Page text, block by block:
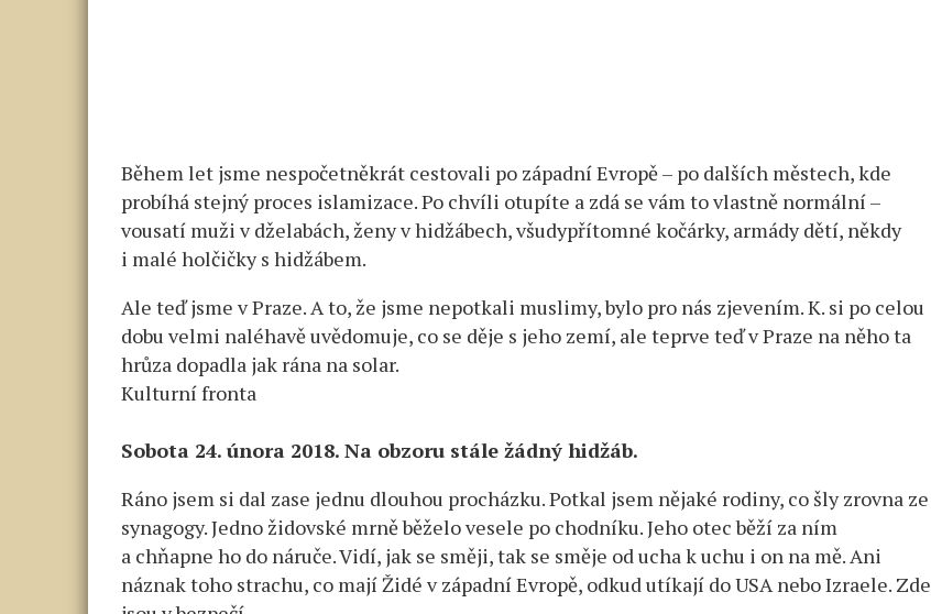
Během let jsme nespočetněkrát cestovali po západní Evropě – po dalších městech, kde
probíhá stejný proces islamizace. Po chvíli otupíte a zdá se vám to vlastně normální –
vousatí muži v dželabách, ženy v hidžábech, všudypřítomné kočárky, armády dětí, někdy
i malé holčičky s hidžábem.
Ale teď jsme v Praze. A to, že jsme nepotkali muslimy, bylo pro nás zjevením. K. si po celou
dobu velmi naléhavě uvědomuje, co se děje s jeho zemí, ale teprve teď v Praze na něho ta
hrůza dopadla jak rána na solar.
Kulturní fronta
Sobota 24. února 2018. Na obzoru stále žádný hidžáb.
Ráno jsem si dal zase jednu dlouhou procházku. Potkal jsem nějaké rodiny, co šly zrovna ze
synagogy. Jedno židovské mrně běželo vesele po chodníku. Jeho otec běží za ním
a chňapne ho do náruče. Vidí, jak se směji, tak se směje od ucha k uchu i on na mě. Ani
náznak toho strachu, co mají Židé v západní Evropě, odkud utíkají do USA nebo Izraele. Zde